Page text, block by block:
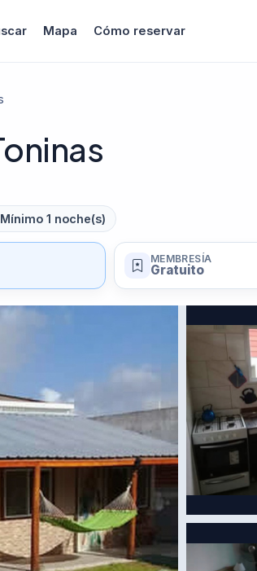
Mapa Cómo reservar
Mínimo 1 noche(s)
MEMBRESÍA
Gratuito